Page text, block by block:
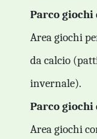
Parco
Area giochi
da calcio
invernale).
Parco giochi
Area giochi